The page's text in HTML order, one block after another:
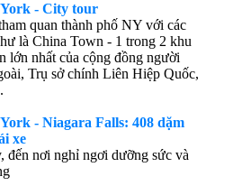
- City tour
quan thành phố NY với các
là China Town - 1 trong 2 khu
lớn nhất của cộng đồng người
Trụ sở chính Liên Hiệp Quốc,
- Niagara Falls: 408 dặm
xe
đến nơi nghỉ ngơi dưỡng sức và